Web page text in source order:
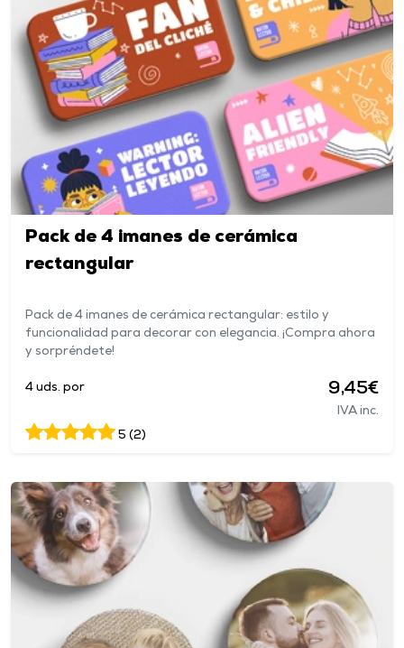
Pack de 4 imanes de cerámica
rectangular
Pack de 4 imanes de cerámica rectangular: estilo y
funcionalidad para decorar con elegancia. ¡Compra ahora
y sorpréndete!
4 uds. por 9,45€
IVA inc.
5 (2)